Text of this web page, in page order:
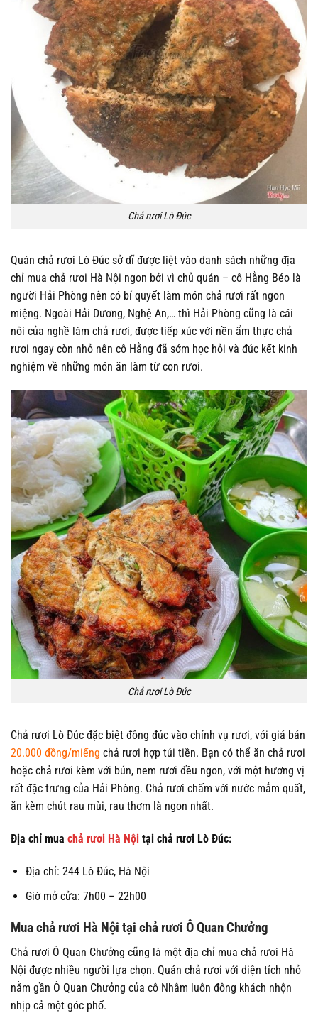
Chả rươi Lò Đúc
Quán chả rươi Lò Đúc sở dĩ được liệt vào danh sách những địa
chỉ mua chả rươi Hà Nội ngon bởi vì chủ quán – cô Hằng Béo là
người Hải Phòng nên có bí quyết làm món chả rươi rất ngon
miệng. Ngoài Hải Dương, Nghệ An,… thì Hải Phòng cũng là cái
nôi của nghề làm chả rươi, được tiếp xúc với nền ẩm thực chả
rươi ngay còn nhỏ nên cô Hằng đã sớm học hỏi và đúc kết kinh
nghiệm về những món ăn làm từ con rươi.
Chả rươi Lò Đúc
Chả rươi Lò Đúc đặc biệt đông đúc vào chính vụ rươi, với giá bán
20.000 đồng/miếng chả rươi hợp túi tiền. Bạn có thể ăn chả rươi
hoặc chả rươi kèm với bún, nem rươi đều ngon, với một hương vị
rất đặc trưng của Hải Phòng. Chả rươi chấm với nước mắm quất,
ăn kèm chút rau mùi, rau thơm là ngon nhất.
Địa chỉ mua chả rươi Hà Nội tại chả rươi Lò Đúc:
Địa chỉ: 244 Lò Đúc, Hà Nội
Giờ mở cửa: 7h00 – 22h00
Mua chả rươi Hà Nội tại chả rươi Ô Quan Chưởng
Chả rươi Ô Quan Chưởng cũng là một địa chỉ mua chả rươi Hà
Nội được nhiều người lựa chọn. Quán chả rươi với diện tích nhỏ
nằm gần Ô Quan Chưởng của cô Nhâm luôn đông khách nhộn
nhịp cả một góc phố.